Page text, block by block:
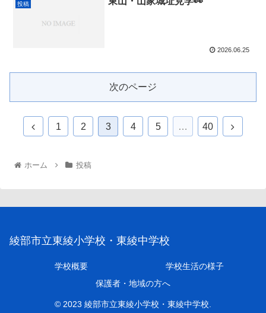
投稿
2026.06.25
次のページ
1 2 3 4 5 … 40
ホーム 投稿
綾部市立東綾小学校・東綾中学校
学校概要
学校生活の様子
保護者・地域の方へ
© 2023 綾部市立東綾小学校・東綾中学校.